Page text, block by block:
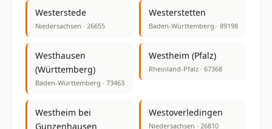
Westerstede
Niedersachsen · 26655
Westerstetten
Baden-Württemberg · 89198
Westhausen
(Württemberg)
Baden-Württemberg · 73463
Westheim (Pfalz)
Rheinland-Pfalz · 67368
Westheim bei
Gunzenhausen
Westoverledingen
Niedersachsen · 26810